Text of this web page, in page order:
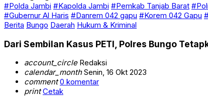
#Polda Jambi #Kapolda Jambi #Pemkab Tanjab Barat
#Gubernur Al Haris #Danrem 042 gapu #Korem 042 Gapu
Berita Bungo Daerah Hukum & Kriminal
Dari Sembilan Kasus PETI, Polres Bungo
account_circleRedaksi
calendar_monthSenin, 16 Okt 2023
comment 0 komentar
print Cetak